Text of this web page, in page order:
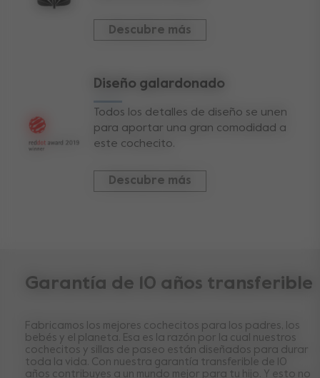
Descubre más
Diseño galardonado
Todos los detalles de diseño se unen
para aportar una gran comodidad a
este cochecito.
Descubre más
Garantía de 10 años transferible
Fabricamos los mejores cochecitos para los padres, los
bebés y el planeta. Esa es la razón por la cual nuestros
cochecitos y sillas de paseo están diseñados para durar
toda la vida. Con nuestra garantía transferible de 10
años contribuyes a un mundo mejor para tu hijo. Y esto no